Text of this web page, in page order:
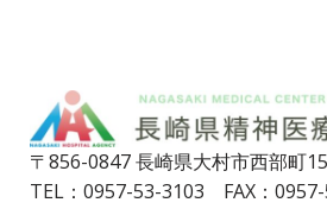
〒856-0847 長崎県大村市西部町
TEL：0957-53-3103 FAX：0957-